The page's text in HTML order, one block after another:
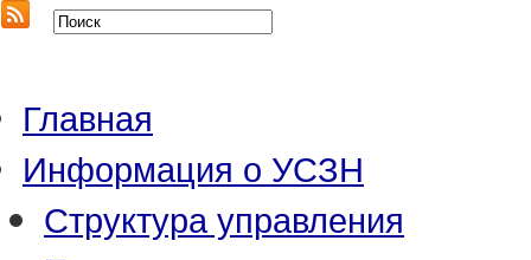
Главная
Информация о УСЗН
Структура управления